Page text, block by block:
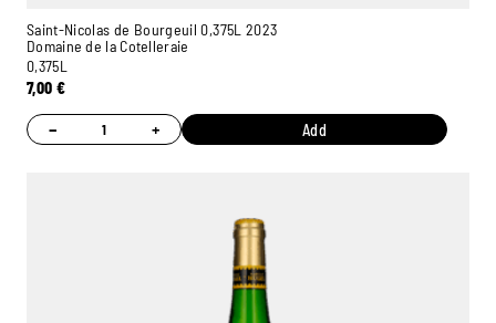
Saint-Nicolas de Bourgeuil 0,375L 2023
Domaine de la Cotelleraie
0,375L
7,00 €
− + Add